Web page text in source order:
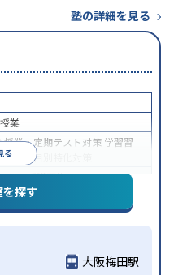
塾の詳細を見る
る
業
授業・定期テスト対策 学習習
策
科目別特化対策
から受講可能
探す
大阪梅田駅